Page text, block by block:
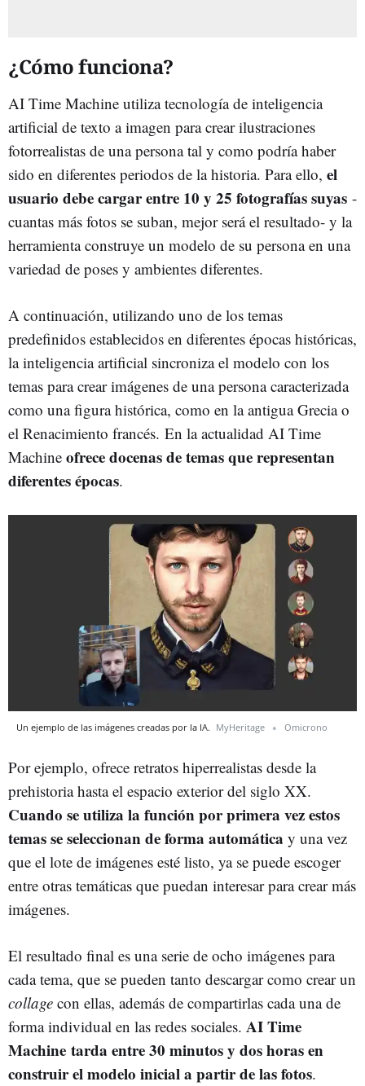
¿Cómo funciona?
AI Time Machine utiliza tecnología de inteligencia
artificial de texto a imagen para crear ilustraciones
fotorrealistas de una persona tal y como podría haber
sido en diferentes periodos de la historia. Para ello, el
usuario debe cargar entre 10 y 25 fotografías suyas -
cuantas más fotos se suban, mejor será el resultado- y la
herramienta construye un modelo de su persona en una
variedad de poses y ambientes diferentes.
A continuación, utilizando uno de los temas
predefinidos establecidos en diferentes épocas históricas,
la inteligencia artificial sincroniza el modelo con los
temas para crear imágenes de una persona caracterizada
como una figura histórica, como en la antigua Grecia o
el Renacimiento francés. En la actualidad AI Time
Machine ofrece docenas de temas que representan
diferentes épocas.
Un ejemplo de las imágenes creadas por la IA. MyHeritage Omicrono
Por ejemplo, ofrece retratos hiperrealistas desde la
prehistoria hasta el espacio exterior del siglo XX.
Cuando se utiliza la función por primera vez estos
temas se seleccionan de forma automática y una vez
que el lote de imágenes esté listo, ya se puede escoger
entre otras temáticas que puedan interesar para crear más
imágenes.
El resultado final es una serie de ocho imágenes para
cada tema, que se pueden tanto descargar como crear un
collage con ellas, además de compartirlas cada una de
forma individual en las redes sociales. AI Time
Machine tarda entre 30 minutos y dos horas en
construir el modelo inicial a partir de las fotos.